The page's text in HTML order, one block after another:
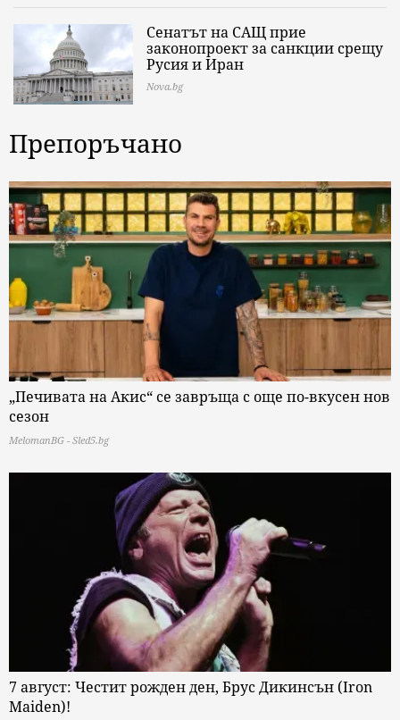
Сенатът на САЩ прие
законопроект за санкции срещу
Русия и Иран
Nova.bg
Препоръчано
„Печивата на Акис“ се завръща с още по-вкусен нов
сезон
MelomanBG - Sled5.bg
7 август: Честит рожден ден, Брус Дикинсън (Iron
Maiden)!